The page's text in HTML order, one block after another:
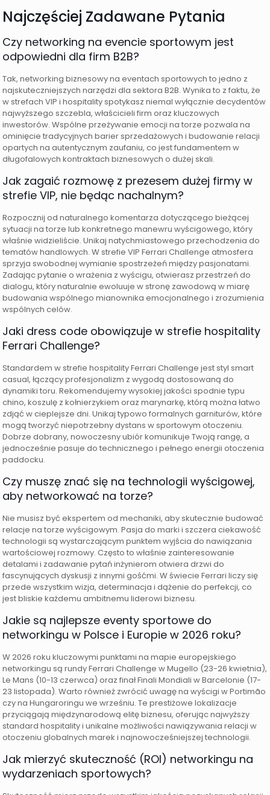
Najczęściej Zadawane Pytania
Czy networking na evencie sportowym jest
odpowiedni dla firm B2B?
Tak, networking biznesowy na eventach sportowych to jedno z
najskuteczniejszych narzędzi dla sektora B2B. Wynika to z faktu, że
w strefach VIP i hospitality spotykasz niemal wyłącznie decydentów
najwyższego szczebla, właścicieli firm oraz kluczowych
inwestorów. Wspólne przeżywanie emocji na torze pozwala na
ominięcie tradycyjnych barier sprzedażowych i budowanie relacji
opartych na autentycznym zaufaniu, co jest fundamentem w
długofalowych kontraktach biznesowych o dużej skali.
Jak zagaić rozmowę z prezesem dużej firmy w
strefie VIP, nie będąc nachalnym?
Rozpocznij od naturalnego komentarza dotyczącego bieżącej
sytuacji na torze lub konkretnego manewru wyścigowego, który
właśnie widzieliście. Unikaj natychmiastowego przechodzenia do
tematów handlowych. W strefie VIP Ferrari Challenge atmosfera
sprzyja swobodnej wymianie spostrzeżeń między pasjonatami.
Zadając pytanie o wrażenia z wyścigu, otwierasz przestrzeń do
dialogu, który naturalnie ewoluuje w stronę zawodową w miarę
budowania wspólnego mianownika emocjonalnego i zrozumienia
wspólnych celów.
Jaki dress code obowiązuje w strefie hospitality
Ferrari Challenge?
Standardem w strefie hospitality Ferrari Challenge jest styl smart
casual, łączący profesjonalizm z wygodą dostosowaną do
dynamiki toru. Rekomendujemy wysokiej jakości spodnie typu
chino, koszulę z kołnierzykiem oraz marynarkę, którą można łatwo
zdjąć w cieplejsze dni. Unikaj typowo formalnych garniturów, które
mogą tworzyć niepotrzebny dystans w sportowym otoczeniu.
Dobrze dobrany, nowoczesny ubiór komunikuje Twoją rangę, a
jednocześnie pasuje do technicznego i pełnego energii otoczenia
paddocku.
Czy muszę znać się na technologii wyścigowej,
aby networkować na torze?
Nie musisz być ekspertem od mechaniki, aby skutecznie budować
relacje na torze wyścigowym. Pasja do marki i szczera ciekawość
technologii są wystarczającym punktem wyjścia do nawiązania
wartościowej rozmowy. Często to właśnie zainteresowanie
detalami i zadawanie pytań inżynierom otwiera drzwi do
fascynujących dyskusji z innymi gośćmi. W świecie Ferrari liczy się
przede wszystkim wizja, determinacja i dążenie do perfekcji, co
jest bliskie każdemu ambitnemu liderowi biznesu.
Jakie są najlepsze eventy sportowe do
networkingu w Polsce i Europie w 2026 roku?
W 2026 roku kluczowymi punktami na mapie europejskiego
networkingu są rundy Ferrari Challenge w Mugello (23-26 kwietnia),
Le Mans (10-13 czerwca) oraz finał Finali Mondiali w Barcelonie (17-
23 listopada). Warto również zwrócić uwagę na wyścigi w Portimão
czy na Hungaroringu we wrześniu. Te prestiżowe lokalizacje
przyciągają międzynarodową elitę biznesu, oferując najwyższy
standard hospitality i unikalne możliwości nawiązywania relacji w
otoczeniu globalnych marek i najnowocześniejszej technologii.
Jak mierzyć skuteczność (ROI) networkingu na
wydarzeniach sportowych?